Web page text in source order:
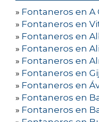
» Fontaneros en A
» Fontaneros en
» Fontaneros en
» Fontaneros en
» Fontaneros en
» Fontaneros en
» Fontaneros en
» Fontaneros en
» Fontaneros en